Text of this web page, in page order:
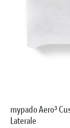
mypado Aero³
Laterale